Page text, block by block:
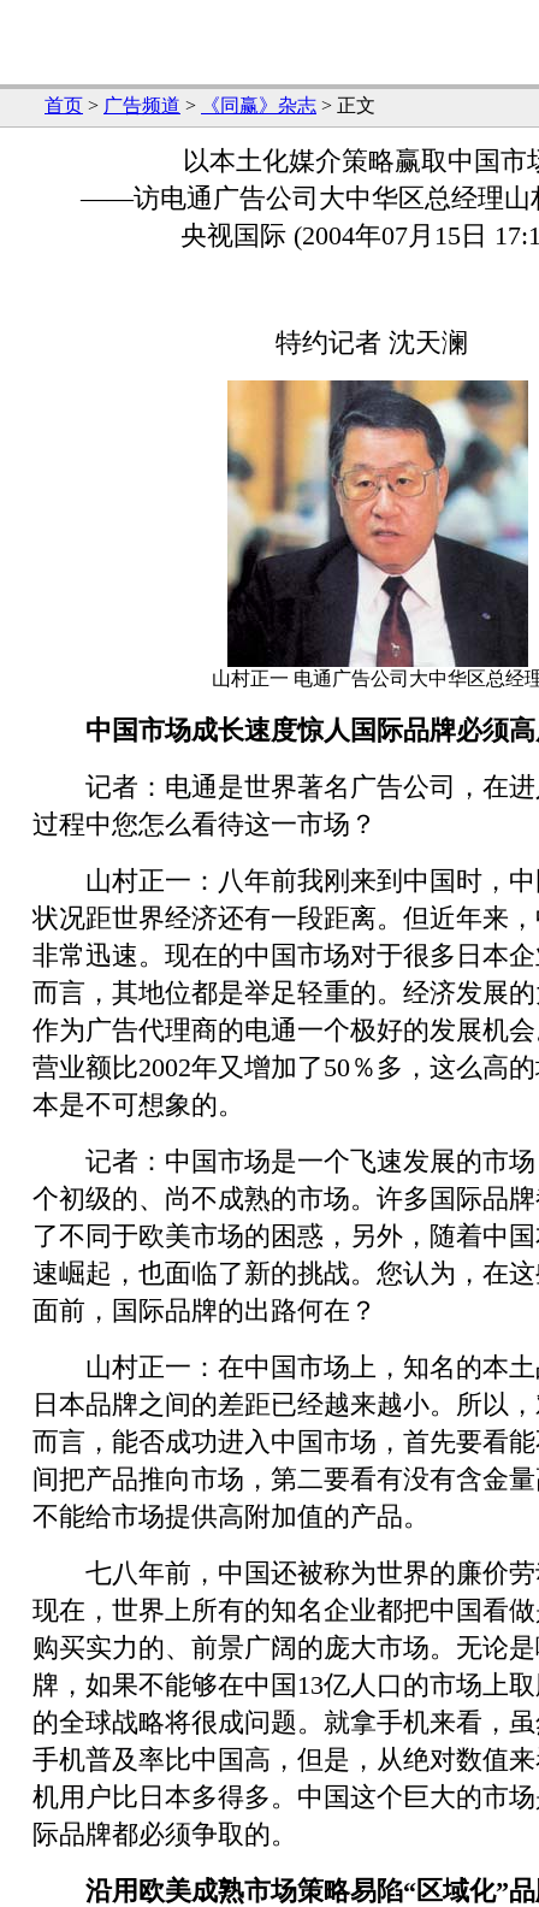
首页 > 广告频道 > 《同赢》杂志 > 正文
以本土化媒介策略赢取中国
——访电通广告公司大中华区总经理山
央视国际 (2004年07月15日
特约记者 沈天澜
山村正一 电通广告公司大中华区总经
中国市场成长速度惊人国际品牌必须
记者：电通是世界著名广告公司，在进
过程中您怎么看待这一市场？
山村正一：八年前我刚来到中国时，中
状况距世界经济还有一段距离。但近年来
非常迅速。现在的中国市场对于很多日本
而言，其地位都是举足轻重的。经济发展
作为广告代理商的电通一个极好的发展机
营业额比2002年又增加了50％多，这么高
本是不可想象的。
记者：中国市场是一个飞速发展的市场
个初级的、尚不成熟的市场。许多国际品
了不同于欧美市场的困惑，另外，随着中
速崛起，也面临了新的挑战。您认为，在
面前，国际品牌的出路何在？
山村正一：在中国市场上，知名的本土
日本品牌之间的差距已经越来越小。所以
而言，能否成功进入中国市场，首先要看
间把产品推向市场，第二要看有没有含金
不能给市场提供高附加值的产品。
七八年前，中国还被称为世界的廉价劳
现在，世界上所有的知名企业都把中国看
购买实力的、前景广阔的庞大市场。无论
牌，如果不能够在中国13亿人口的市场上
的全球战略将很成问题。就拿手机来看，
手机普及率比中国高，但是，从绝对数值
机用户比日本多得多。中国这个巨大的市
际品牌都必须争取的。
沿用欧美成熟市场策略易陷“区域化”